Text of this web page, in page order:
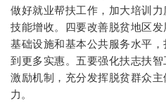
做好就业帮扶工作，加大培训力
技能增收。四要改善脱贫地区
基础设施和基本公共服务水平
到更多实惠。五要强化扶志扶
激励机制，充分发挥脱贫群众
力。